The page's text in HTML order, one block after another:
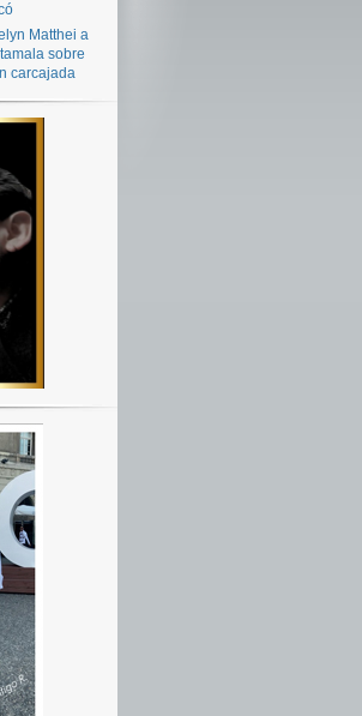
Matthei a
sobre
carcajada